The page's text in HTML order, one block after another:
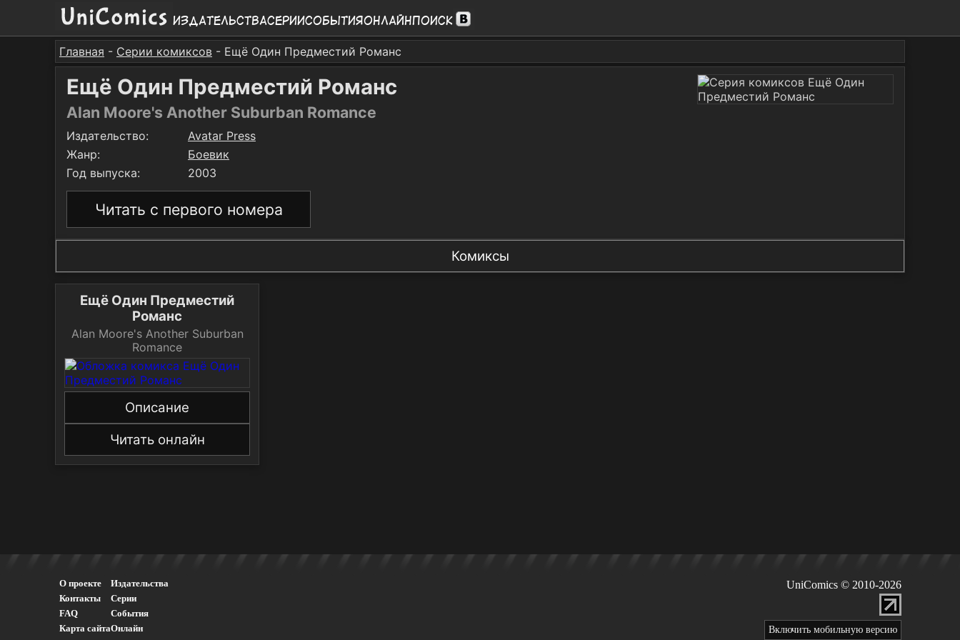
ИздательстваСерииСобытияОнлайнПоиск
Главная - Серии комиксов - Ещё Один Предместий Романс
Ещё Один Предместий Романс
Alan Moore's Another Suburban Romance
Издательство:
Avatar Press
Жанр:
Боевик
Год выпуска:
2003
Читать с первого номера
Комиксы
Ещё Один Предместий
Романс
Alan Moore's Another Suburban
Romance
Описание
Читать онлайн
О проекте
Контакты
FAQ
Карта сайта
Издательства
Серии
События
Онлайн
UniComics © 2010-2026
Включить мобильную версию